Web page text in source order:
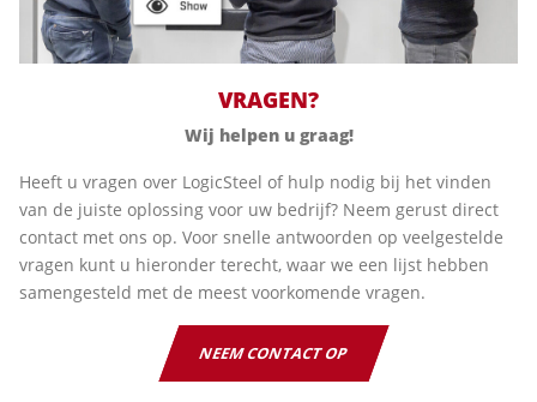
VRAGEN?
Wij helpen u graag!
Heeft u vragen over LogicSteel of hulp nodig bij het vinden
van de juiste oplossing voor uw bedrijf? Neem gerust direct
contact met ons op. Voor snelle antwoorden op veelgestelde
vragen kunt u hieronder terecht, waar we een lijst hebben
samengesteld met de meest voorkomende vragen.
NEEM CONTACT OP